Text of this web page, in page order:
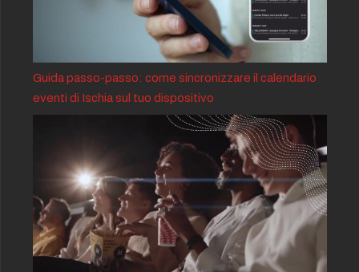
Guida passo-passo: come sincronizzare il calendario
eventi di Ischia sul tuo dispositivo